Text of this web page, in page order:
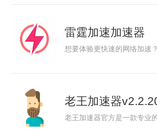
雷霆加速加速器
想要体验更快速的网络加速
老王加速器
老王加速器官方是一款专业